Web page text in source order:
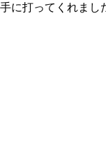
に打ってくれまし